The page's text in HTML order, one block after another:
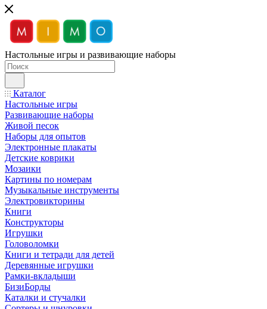
Настольные игры и развивающие наборы
Каталог
Настольные игры
Развивающие наборы
Живой песок
Наборы для опытов
Электронные плакаты
Детские коврики
Мозаики
Картины по номерам
Музыкальные инструменты
Электровикторины
Книги
Конструкторы
Игрушки
Головоломки
Книги и тетради для детей
Деревянные игрушки
Рамки-вкладыши
БизиБорды
Каталки и стучалки